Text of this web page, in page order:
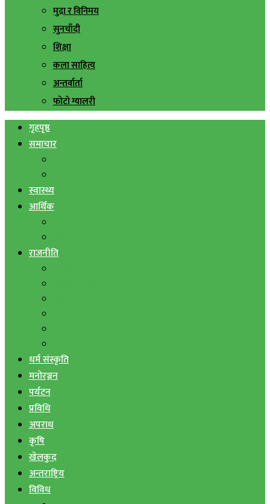
मुद्रा र विनिमय
सुनचाँदी
शिक्षा
कला साहित्य
अन्तर्वार्ता
फोटो ग्यालरी
गृहपृष्ठ
समाचार
स्वास्थ्य
आर्थिक
राजनीति
धर्म संस्कृति
मनोरञ्जन
पर्यटन
प्रविधि
अपराध
कृषि
खेलकुद
अन्तराष्ट्रिय
विविध